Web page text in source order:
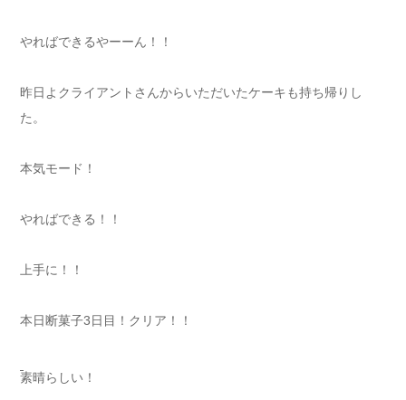
やればできるやーーん！！
昨日よクライアントさんからいただいたケーキも持ち帰りし
た。
本気モード！
やればできる！！
上手に！！
本日断菓子3日目！クリア！！
素晴らしい！